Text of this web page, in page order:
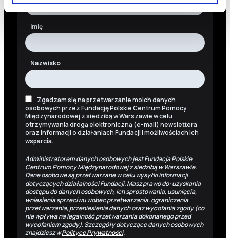
Imię
Nazwisko
Zgadzam się na przetwarzanie moich danych
osobowych przez Fundację Polskie Centrum Pomocy
Międzynarodowej z siedzibą w Warszawie w celu
otrzymywania drogą elektroniczną (e-mail) newslettera
oraz informacji o działaniach Fundacji i możliwościach ich
wsparcia.
Administratorem danych osobowych jest Fundacja Polskie
Centrum Pomocy Międzynarodowej z siedzibą w Warszawie.
Dane osobowe są przetwarzane w celu wysyłki informacji
dotyczących działalności Fundacji. Masz prawo do: uzyskania
dostępu do danych osobowych, ich sprostowania, usunięcia,
wniesienia sprzeciwu wobec przetwarzania, ograniczenia
przetwarzania, przeniesienia danych oraz wycofania zgody (co
nie wpływa na legalność przetwarzania dokonanego przed
wycofaniem zgody). Szczegóły dotyczące danych osobowych
znajdziesz wPolityce Prywatności.